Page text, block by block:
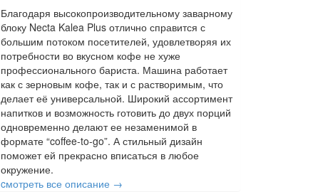
Благодаря высокопроизводительному заварному
блоку Necta Kalea Plus отлично справится с
большим потоком посетителей, удовлетворяя их
потребности во вкусном кофе не хуже
профессионального бариста. Машина работает
как с зерновым кофе, так и с растворимым, что
делает её универсальной. Широкий ассортимент
напитков и возможность готовить до двух порций
одновременно делают ее незаменимой в
формате “coffee-to-go”. А стильный дизайн
поможет ей прекрасно вписаться в любое
окружение.
cмотреть все описание →